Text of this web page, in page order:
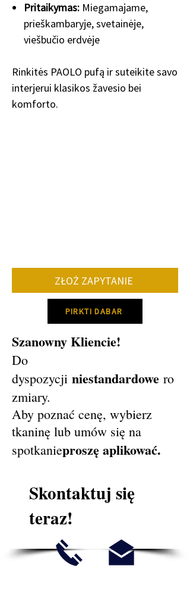
Pritaikymas: Miegamajame,
prieškambaryje, svetainėje,
viešbučio erdvėje
Rinkitės PAOLO pufą ir suteikite savo
interjerui klasikos žavesio bei
komforto.
ZŁOŻ ZAPYTANIE
PIRKTI DABAR
Szanowny Kliencie!
Do
dyspozycji niestandardowe ro
zmiary.
Aby poznać cenę, wybierz
tkaninę lub umów się na
spotkanieproszę aplikować.
Skontaktuj się
teraz!